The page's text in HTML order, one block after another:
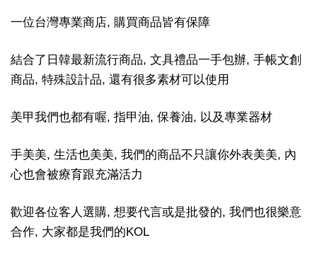
一位台灣專業商店, 購買商品皆有保障
結合了日韓最新流行商品, 文具禮品一手包辦, 手帳文創
商品, 特殊設計品, 還有很多素材可以使用
美甲我們也都有喔, 指甲油, 保養油, 以及專業器材
手美美, 生活也美美, 我們的商品不只讓你外表美美, 內
心也會被療育跟充滿活力
歡迎各位客人選購, 想要代言或是批發的, 我們也很樂意
合作, 大家都是我們的KOL